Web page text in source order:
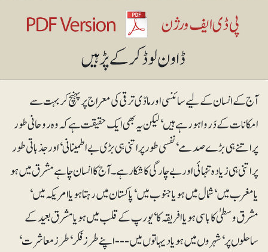
آج کے انسان کے لیے سائنسی اور مادّی ترقی کی معراج پر پہنچ کر بہت سے
امکانات کے دَر وا ہورہے ہیں ‘لیکن یہ بھی ایک حقیقت ہے کہ وہ روحانی طور
پر اتنے ہی بڑے صدمے‘ نفسی طور پر اتنی ہی بڑی بے اطمینانی‘ اور جذباتی طور
پر اتنی ہی زیادہ تنہائی اور بے چارگی کا شکار ہے۔آج کا انسان چاہے مشرق میں ہو
یا مغرب میں‘ شمال میں ہو یا جنوب میں‘ پاکستان میں رہتا ہو یا امریکہ میں‘
مشرق وسطیٰ کا باسی ہو یا افریقہ کا‘ یورپ کے قلب میں ہو یا مشرق بعید کے
ساحلوں پر‘ شہروں میں ہو یا دیہاتوں میں--- اپنے طرزفکر‘ طرزمعاشرت‘